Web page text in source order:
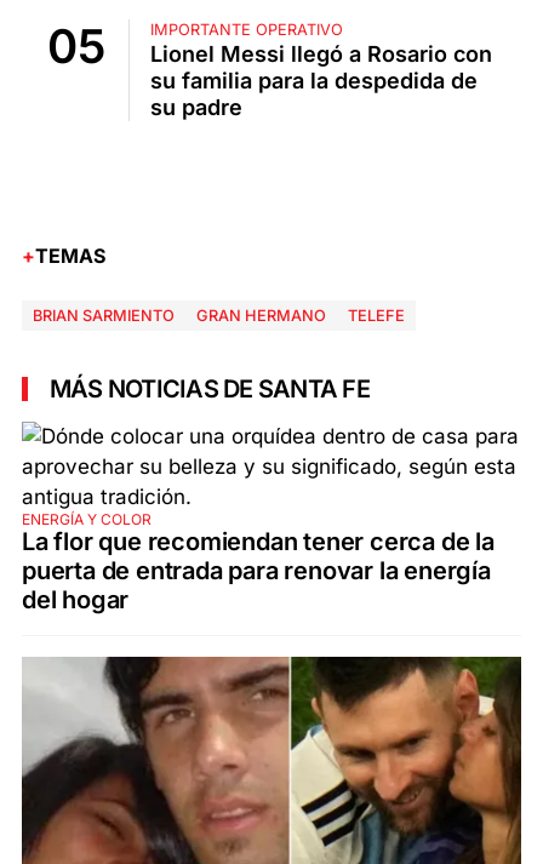
IMPORTANTE OPERATIVO
Lionel Messi llegó a Rosario con
su familia para la despedida de
su padre
TEMAS
BRIAN SARMIENTO GRAN HERMANO TELEFE
MÁS NOTICIAS DE SANTA FE
ENERGÍA Y COLOR
La flor que recomiendan tener cerca de la
puerta de entrada para renovar la energía
del hogar